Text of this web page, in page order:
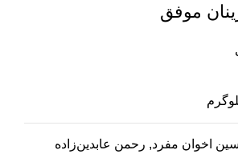
موفق
اخوان مفرد, رحمن عابدین‌زاده